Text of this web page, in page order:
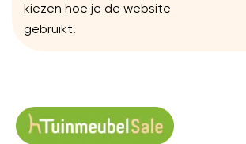
kiezen hoe je de website
gebruikt.